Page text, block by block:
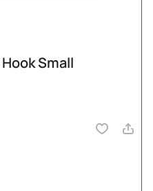
Small